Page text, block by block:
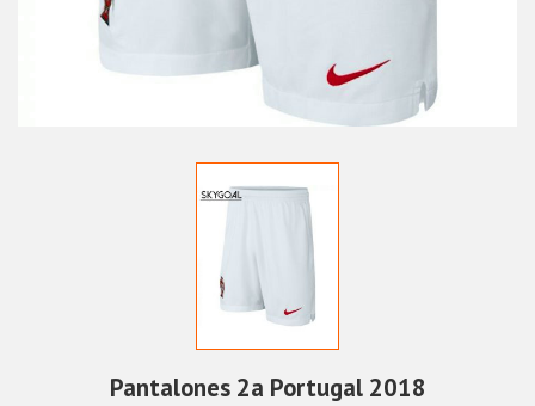
Pantalones 2a Portugal 2018